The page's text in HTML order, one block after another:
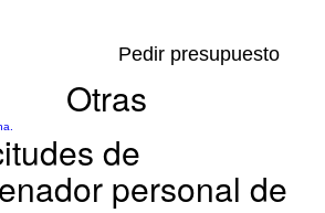
Pedir presupuesto
Otras
de
personal de